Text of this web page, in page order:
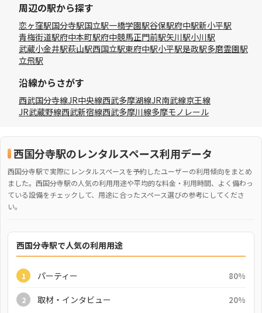
周辺の駅から探す
恋ヶ窪駅国分寺駅国立駅一橋学園駅谷保駅府中駅新小平駅
青梅街道駅府中本町駅府中競馬正門前駅矢川駅小川駅
武蔵小金井駅萩山駅西国立駅東府中駅小平駅是政駅多磨霊園駅
立飛駅
沿線からさがす
西武国分寺線JR中央線西武多摩湖線JR南武線京王線
JR武蔵野線西武新宿線西武多摩川線多摩モノレール
西国分寺駅のレンタルスペース利用データ
西国分寺駅で実際にレンタルスペースを予約したユーザーの利用傾向をまとめ
ました。西国分寺駅の人気の利用用途や平均的な料金・利用時間、よく備わっ
ている設備をチェックして、用途に合ったスペース選びの参考にしてくださ
い。
西国分寺駅で人気の利用用途
1 パーティー 80%
2 取材・インタビュー 20%